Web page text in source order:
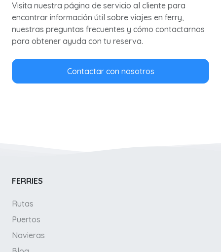
Visita nuestra página de servicio al cliente para
encontrar información útil sobre viajes en ferry,
nuestras preguntas frecuentes y cómo contactarnos
para obtener ayuda con tu reserva.
Contactar con nosotros
FERRIES
Rutas
Puertos
Navieras